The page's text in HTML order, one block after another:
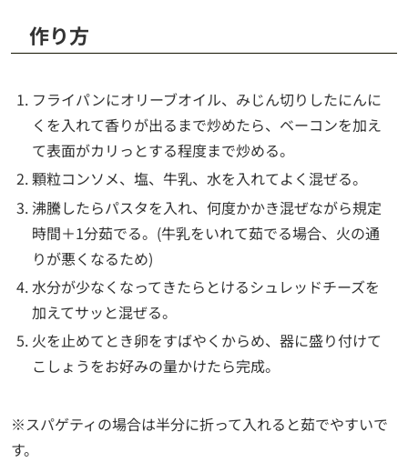
作り方
フライパンにオリーブオイル、みじん切りしたにんに
くを入れて香りが出るまで炒めたら、ベーコンを加え
て表面がカリっとする程度まで炒める。
顆粒コンソメ、塩、牛乳、水を入れてよく混ぜる。
沸騰したらパスタを入れ、何度かかき混ぜながら規定
時間＋1分茹でる。(牛乳をいれて茹でる場合、火の通
りが悪くなるため)
水分が少なくなってきたらとけるシュレッドチーズを
加えてサッと混ぜる。
火を止めてとき卵をすばやくからめ、器に盛り付けて
こしょうをお好みの量かけたら完成。
※スパゲティの場合は半分に折って入れると茹でやすいで
す。